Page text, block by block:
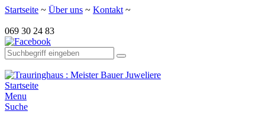
Startseite ~ Über uns ~ Kontakt ~
069 30 24 83
Startseite
Menu
Suche